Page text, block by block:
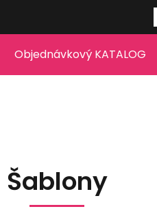
Objednávkový KATALOG
Šablony